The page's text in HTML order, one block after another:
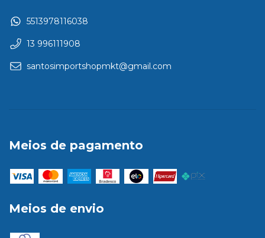
5513978116038
13 996111908
santosimportshopmkt@gmail.com
Meios de pagamento
Meios de envio